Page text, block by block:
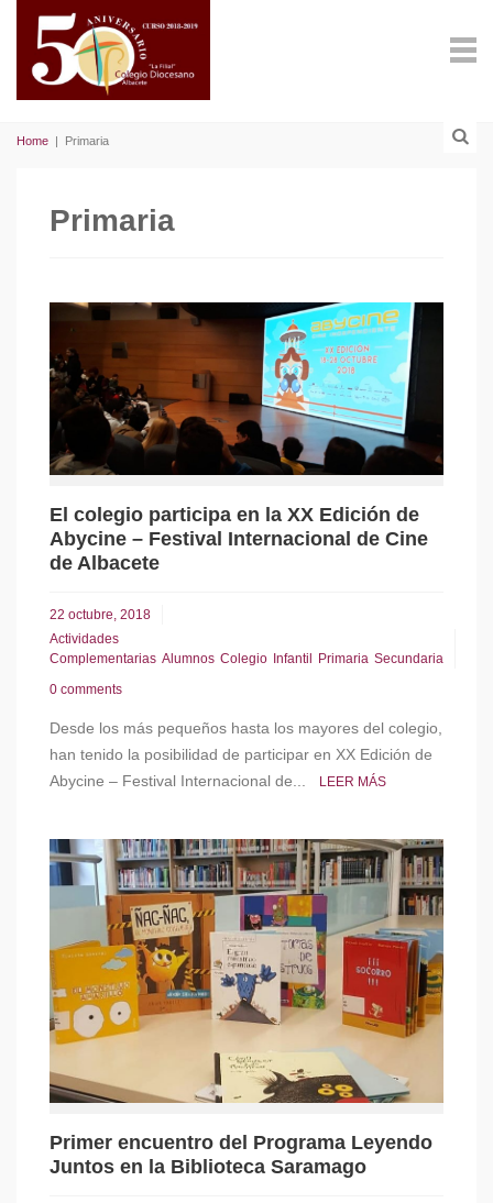
Home | Primaria
Primaria
El colegio participa en la XX Edición de
Abycine – Festival Internacional de Cine
de Albacete
22 octubre, 2018
Actividades
Complementarias Alumnos Colegio Infantil Primaria Secundaria
0 comments
Desde los más pequeños hasta los mayores del colegio,
han tenido la posibilidad de participar en XX Edición de
Abycine – Festival Internacional de...
LEER MÁS
Primer encuentro del Programa Leyendo
Juntos en la Biblioteca Saramago